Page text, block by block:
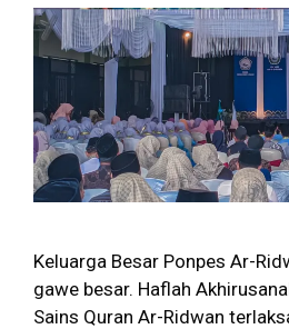
Keluarga Besar Ponpes Ar-
gawe besar. Haflah
Sains Quran Ar-Ridwan